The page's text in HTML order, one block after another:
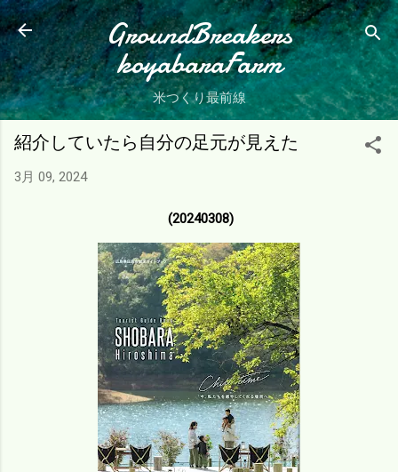
スキップしてメイン コンテンツに移動
GroundBreakers
koyabaraFarm
米つくり最前線
紹介していたら自分の足元が見えた
3月 09, 2024
(20240308)